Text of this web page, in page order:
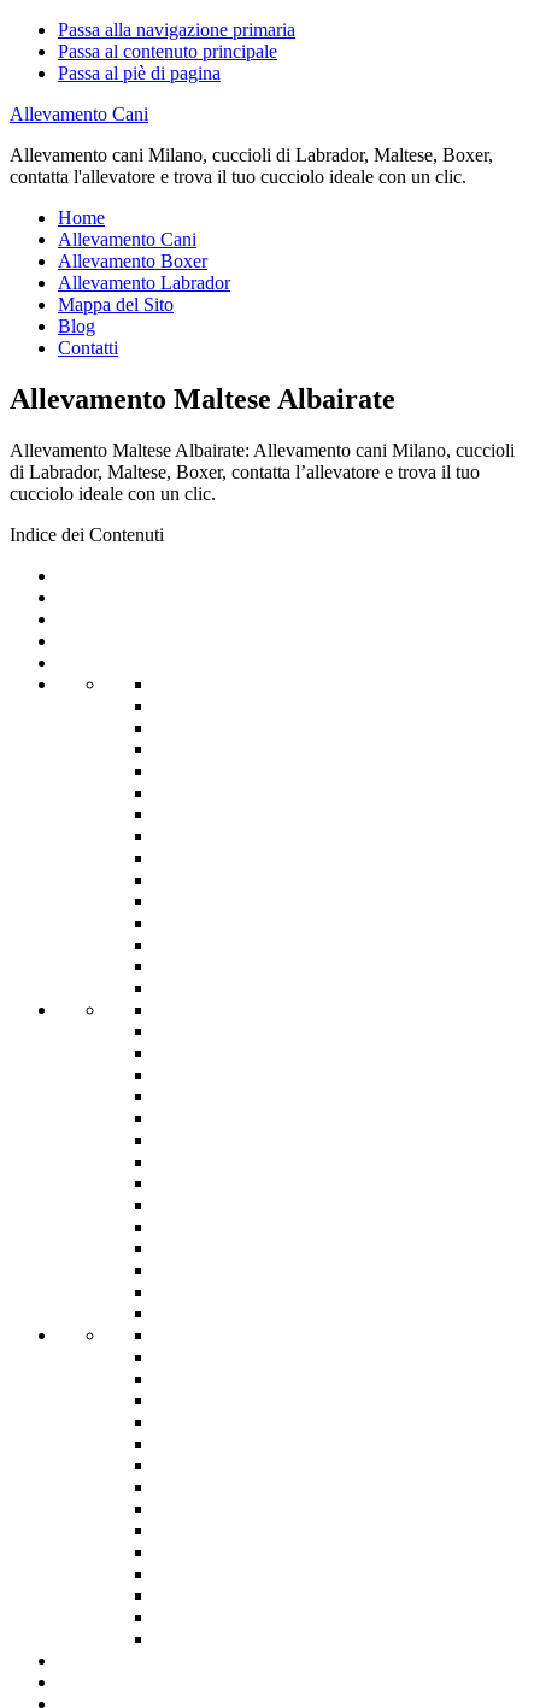
Passa alla navigazione primaria
Passa al contenuto principale
Passa al piè di pagina
Allevamento Cani
Allevamento cani Milano, cuccioli di Labrador, Maltese, Boxer,
contatta l'allevatore e trova il tuo cucciolo ideale con un clic.
Home
Allevamento Cani
Allevamento Boxer
Allevamento Labrador
Mappa del Sito
Blog
Contatti
Allevamento Maltese Albairate
Allevamento Maltese Albairate: Allevamento cani Milano, cuccioli
di Labrador, Maltese, Boxer, contatta l’allevatore e trova il tuo
cucciolo ideale con un clic.
Indice dei Contenuti